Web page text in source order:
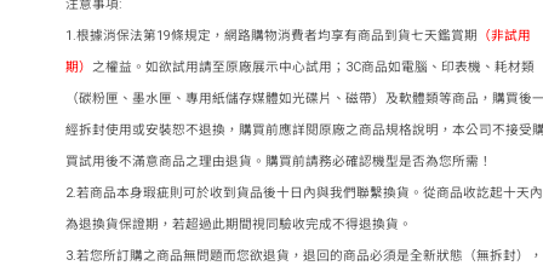
注意事項:
1.根據消保法第19條規定，網路購物消費者均享有商品到貨七天鑑賞期 （非試用
期） 之權益。如欲試用請至原廠展示中心試用；3C商品如電腦、印表機、耗材類
（碳粉匣、墨水匣、專用紙儲存媒體如光碟片、磁帶）及軟體類等商品，購買後
經拆封使用或安裝恕不退換，購買前應詳閱原廠之商品規格說明，本公司不接受
買試用後不滿意商品之理由退貨。購買前請務必確認機型是否為您所需！
2.若商品本身瑕疵則可於收到貨品後十日內與我們聯繫換貨。從商品收訖起十天內
為退換貨保證期，若超過此期間視同驗收完成不得退換貨。
3.若您所訂購之商品無問題而您欲退貨，退回的商品必須是全新狀態（無拆封），